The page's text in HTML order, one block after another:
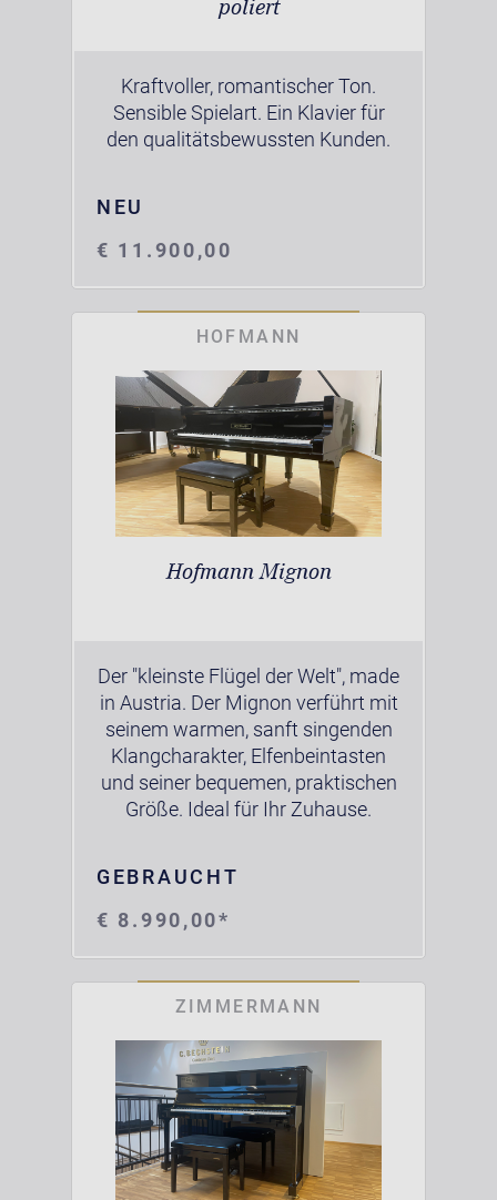
poliert
Kraftvoller, romantischer Ton.
Sensible Spielart. Ein Klavier für
den qualitätsbewussten Kunden.
NEU
€ 11.900,00
HOFMANN
Hofmann Mignon
Der "kleinste Flügel der Welt", made
in Austria. Der Mignon verführt mit
seinem warmen, sanft singenden
Klangcharakter, Elfenbeintasten
und seiner bequemen, praktischen
Größe. Ideal für Ihr Zuhause.
GEBRAUCHT
€ 8.990,00*
ZIMMERMANN